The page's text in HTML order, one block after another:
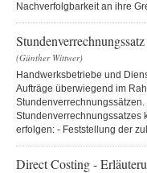
Nachverfolgbarkeit an ihre
(Günther Wittwer)
Handwerksbetriebe und
Aufträge überwiegend im
Stundenverrechnungssatzes
erfolgen: - Feststellung der
Direct Costing -